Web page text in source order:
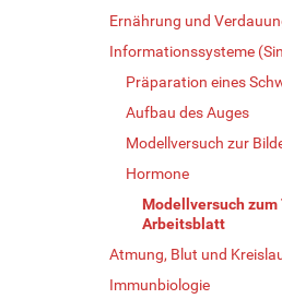
Ernährung und
Informationssysteme
Präparation eines
Aufbau des Auges
Modellversuch zur
Hormone
Modellversuch
Arbeitsblatt
Atmung, Blut und
Immunbiologie